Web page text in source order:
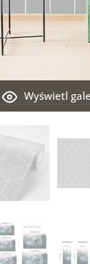
Wyświetl